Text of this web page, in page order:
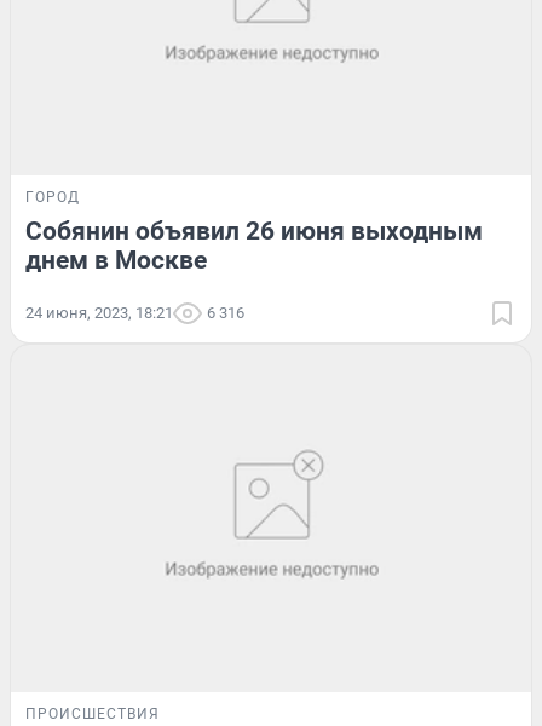
ГОРОД
Собянин объявил 26 июня выходным
днем в Москве
24 июня, 2023, 18:21 6 316
ПРОИСШЕСТВИЯ